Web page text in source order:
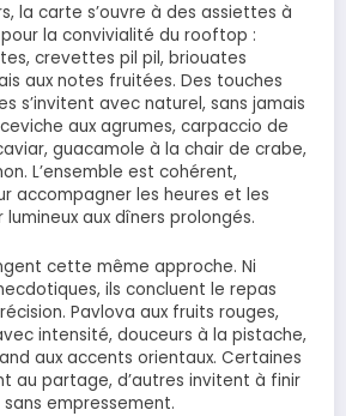
la carte s’ouvre à des assiettes à
la convivialité du rooftop :
crevettes pil pil, briouates
aux notes fruitées. Des touches
s’invitent avec naturel, sans jamais
aux agrumes, carpaccio de
guacamole à la chair de crabe,
L’ensemble est cohérent,
accompagner les heures et les
aux dîners prolongés.
cette même approche. Ni
ils concluent le repas
Pavlova aux fruits rouges,
intensité, douceurs à la pistache,
aux accents orientaux. Certaines
au partage, d’autres invitent à finir
empressement.